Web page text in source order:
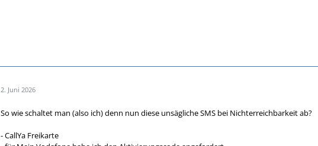
2. Juni 2026
So wie schaltet man (also ich) denn nun diese unsägliche SMS bei Nichterreichbarkeit ab?
- CallYa Freikarte